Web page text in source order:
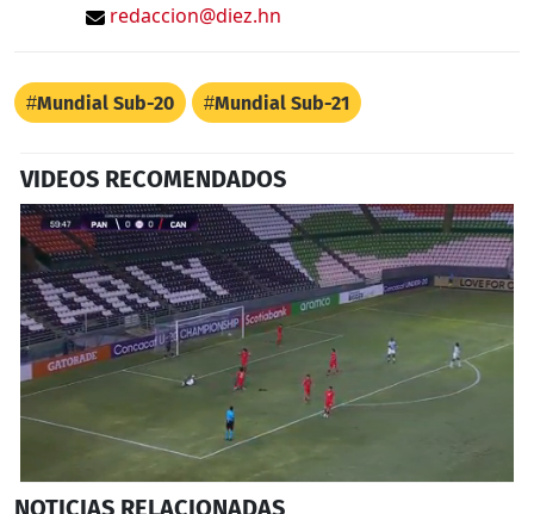
redaccion@diez.hn
Mundial Sub-20 Mundial Sub-21
VIDEOS RECOMENDADOS
seconds
NOTICIAS RELACIONADAS